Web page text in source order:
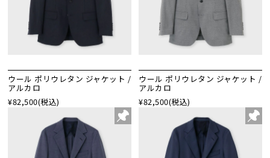
ウール ポリウレタン ジャケット /
アルカロ
¥82,500(税込)
ウール ポリウレタン ジャケット /
アルカロ
¥82,500(税込)